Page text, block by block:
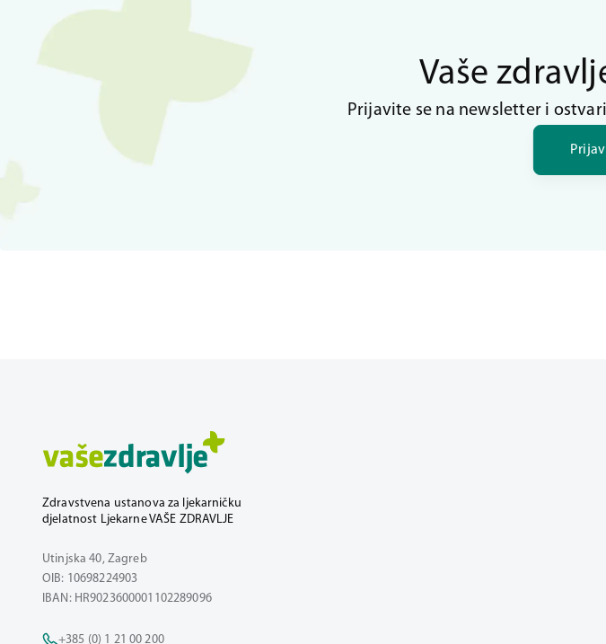
Vaše
Prijavite se na newsletter i
Zdravstvena ustanova za ljekarničku
djelatnost Ljekarne VAŠE ZDRAVLJE
Utinjska 40, Zagreb
OIB: 10698224903
IBAN: HR9023600001102289096
+385 (0) 1 21 00 200